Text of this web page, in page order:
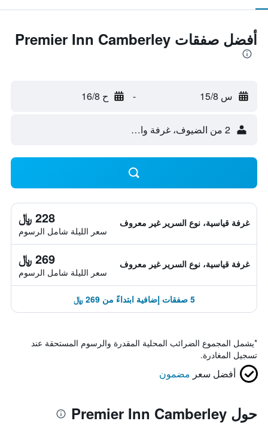
أفضل صفقات Premier Inn Camberley
س 15/8 - ح 16/8
2 من الضيوف، غرفة واحدة
غرفة قياسية، نوع السرير غير معروف 228 ﷼
سعر الليلة شامل الرسوم
غرفة قياسية، نوع السرير غير معروف 269 ﷼
سعر الليلة شامل الرسوم
5 صفقات إضافية ابتداءً من 269 ﷼
*يشمل المجموع الضرائب المحلية المقدرة والرسوم المستحقة عند
تسجيل المغادرة.
أفضل سعر مضمون
حول Premier Inn Camberley